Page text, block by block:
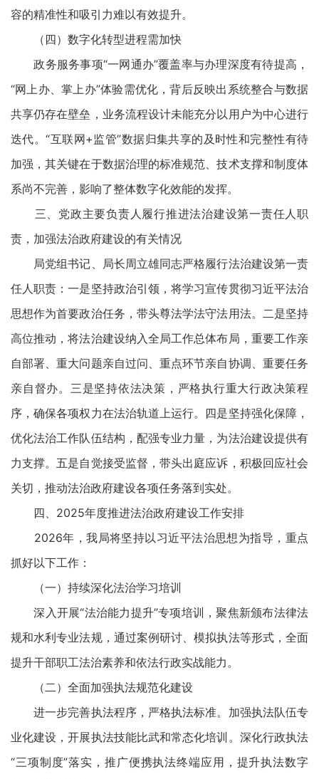
容的精准性和吸引力难以有效提升。
（四）数字化转型进程需加快
政务服务事项“一网通办”覆盖率与办理深度有待提高，
“网上办、掌上办”体验需优化，背后反映出系统整合与数据
共享仍存在壁垒，业务流程设计未能充分以用户为中心进行
迭代。“互联网+监管”数据归集共享的及时性和完整性有待
加强，其关键在于数据治理的标准规范、技术支撑和制度体
系尚不完善，影响了整体数字化效能的发挥。
三、党政主要负责人履行推进法治建设第一责任人职
责，加强法治政府建设的有关情况
局党组书记、局长周立雄同志严格履行法治建设第一责
任人职责：一是坚持政治引领，将学习宣传贯彻习近平法治
思想作为首要政治任务，带头尊法学法守法用法。二是坚持
高位推动，将法治建设纳入全局工作总体布局，重要工作亲
自部署、重大问题亲自过问、重点环节亲自协调、重要任务
亲自督办。三是坚持依法决策，严格执行重大行政决策程
序，确保各项权力在法治轨道上运行。四是坚持强化保障，
优化法治工作队伍结构，配强专业力量，为法治建设提供有
力支撑。五是自觉接受监督，带头出庭应诉，积极回应社会
关切，推动法治政府建设各项任务落到实处。
四、2025年度推进法治政府建设工作安排
2026年，我局将坚持以习近平法治思想为指导，重点
抓好以下工作：
（一）持续深化法治学习培训
深入开展“法治能力提升”专项培训，聚焦新颁布法律法
规和水利专业法规，通过案例研讨、模拟执法等形式，全面
提升干部职工法治素养和依法行政实战能力。
（二）全面加强执法规范化建设
进一步完善执法程序，严格执法标准。加强执法队伍专
业化建设，开展执法技能比武和常态化培训。深化行政执法
“三项制度”落实，推广便携执法终端应用，提升执法数字